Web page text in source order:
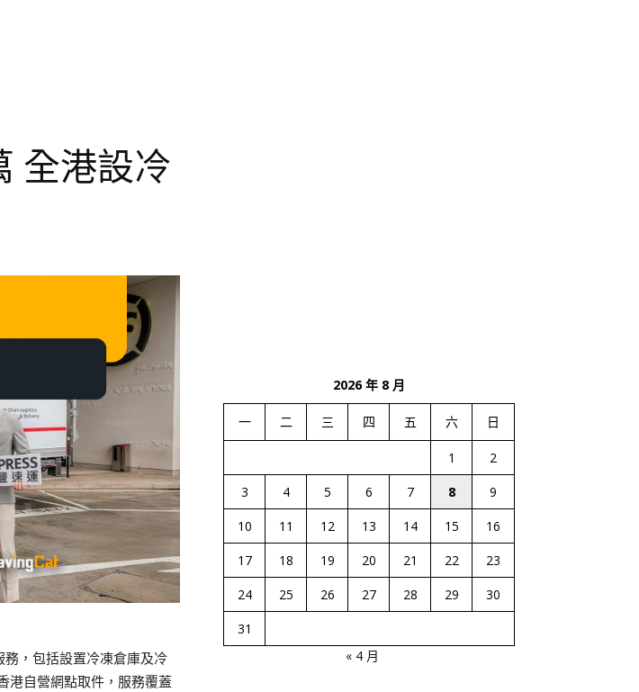
全港設冷
，包括設置冷凍倉庫及冷
港自營網點取件，服務覆蓋
2026 年 8 月
一 二 三 四 五 六 日
1
2
3
4 5 6 7 8
9
10
11 12 13 14 15
16
17
18 19 20 21 22
23
24
25 26 27 28 29
30
31
« 4 月